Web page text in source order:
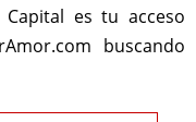
es tu acceso
buscando